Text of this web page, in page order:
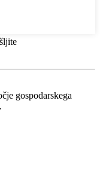
gospodarskega